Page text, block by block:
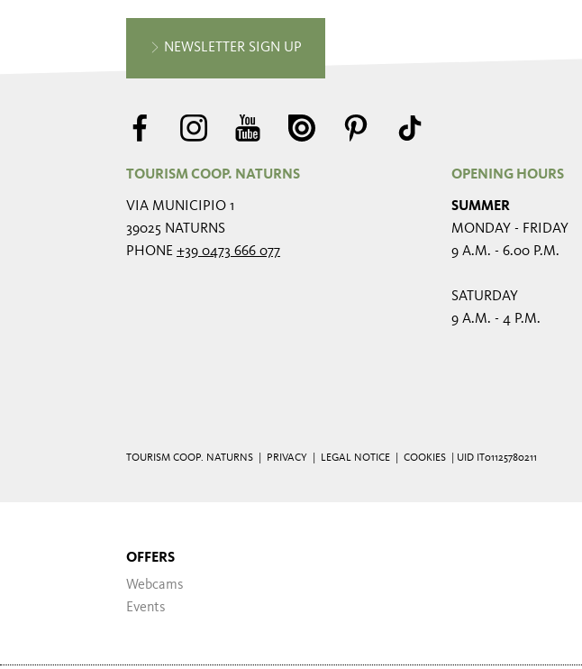
NEWSLETTER SIGN UP
TOURISM COOP. NATURNS
VIA MUNICIPIO 1
39025 NATURNS
PHONE +39 0473 666 077
OPENING HOURS
SUMMER
MONDAY - FRIDAY
9 A.M. - 6.00 P.M.
SATURDAY
9 A.M. - 4 P.M.
TOURISM COOP. NATURNS | PRIVACY LEGAL NOTICE COOKIES | UID IT01125780211
OFFERS
Webcams
Events